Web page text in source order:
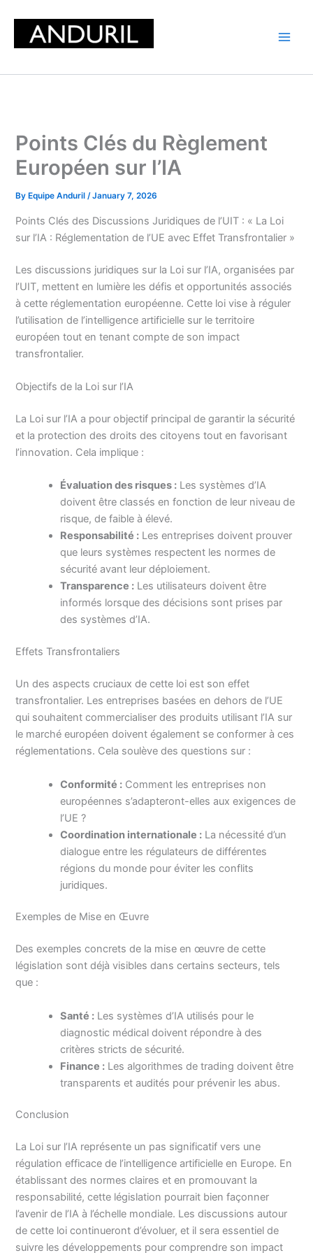
content
Points Clés du Règlement
Européen sur l’IA
By Equipe Anduril/January 7, 2026
Points Clés des Discussions Juridiques de l’UIT : « La Loi
sur l’IA : Réglementation de l’UE avec Effet Transfrontalier »
Les discussions juridiques sur la Loi sur l’IA, organisées par
l’UIT, mettent en lumière les défis et opportunités associés
à cette réglementation européenne. Cette loi vise à réguler
l’utilisation de l’intelligence artificielle sur le territoire
européen tout en tenant compte de son impact
transfrontalier.
Objectifs de la Loi sur l’IA
La Loi sur l’IA a pour objectif principal de garantir la sécurité
et la protection des droits des citoyens tout en favorisant
l’innovation. Cela implique :
Évaluation des risques : Les systèmes d’IA
doivent être classés en fonction de leur niveau de
risque, de faible à élevé.
Responsabilité : Les entreprises doivent prouver
que leurs systèmes respectent les normes de
sécurité avant leur déploiement.
Transparence : Les utilisateurs doivent être
informés lorsque des décisions sont prises par
des systèmes d’IA.
Effets Transfrontaliers
Un des aspects cruciaux de cette loi est son effet
transfrontalier. Les entreprises basées en dehors de l’UE
qui souhaitent commercialiser des produits utilisant l’IA sur
le marché européen doivent également se conformer à ces
réglementations. Cela soulève des questions sur :
Conformité : Comment les entreprises non
européennes s’adapteront-elles aux exigences de
l’UE ?
Coordination internationale : La nécessité d’un
dialogue entre les régulateurs de différentes
régions du monde pour éviter les conflits
juridiques.
Exemples de Mise en Œuvre
Des exemples concrets de la mise en œuvre de cette
législation sont déjà visibles dans certains secteurs, tels
que :
Santé : Les systèmes d’IA utilisés pour le
diagnostic médical doivent répondre à des
critères stricts de sécurité.
Finance : Les algorithmes de trading doivent être
transparents et audités pour prévenir les abus.
Conclusion
La Loi sur l’IA représente un pas significatif vers une
régulation efficace de l’intelligence artificielle en Europe. En
établissant des normes claires et en promouvant la
responsabilité, cette législation pourrait bien façonner
l’avenir de l’IA à l’échelle mondiale. Les discussions autour
de cette loi continueront d’évoluer, et il sera essentiel de
suivre les développements pour comprendre son impact